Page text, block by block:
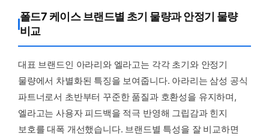
폴드7 케이스 브랜드별 초기 물량과 안정기 물량
비교
대표 브랜드인 아라리와 엘라고는 각각 초기와 안정기
물량에서 차별화된 특징을 보여줍니다. 아라리는 삼성 공식
파트너로서 초반부터 꾸준한 품질과 호환성을 유지하며,
엘라고는 사용자 피드백을 적극 반영해 그립감과 힌지
보호를 대폭 개선했습니다. 브랜드별 특성을 잘 비교하면